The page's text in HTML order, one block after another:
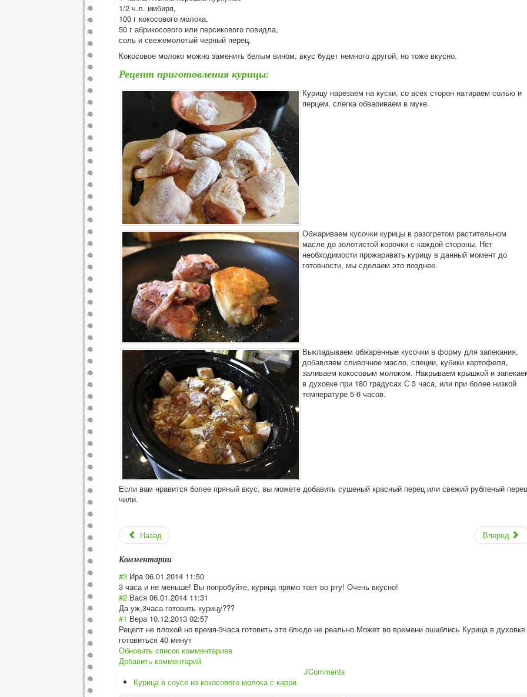
1/2 ч.л. имбиря,
100 г кокосового молока,
50 г абрикосового или персикового повидла,
соль и свежемолотый черный перец.
Кокосовое молоко можно заменить белым вином, вкус будет немного другой, но тоже вкусно.
Рецепт приготовления курицы:
Курицу нарезаем на куски, со всех сторон натираем солью и
перцем, слегка обваоиваем в муке.
Обжариваем кусочки курицы в разогретом растительном
масле до золотистой корочки с каждой стороны. Нет
необходимости прожаривать курицу в данный момент до
готовности, мы сделаем это позднее.
Выкладываем обжаренные кусочки в форму для запекания,
добавляем сливочное масло, специи, кубики картофеля,
заливаем кокосовым молоком. Накрываем крышкой и
в духовке при 180 градусах С 3 часа, или при более низкой
температуре 5-6 часов.
Если вам нравится более пряный вкус, вы можете добавить сушеный красный перец или свежий рубленый перец
чили.
Назад Вперед
Комментарии
#3 Ира 06.01.2014 11:50
3 часа и не меньше! Вы попробуйте, курица прямо тает во рту! Очень вкусно!
#2 Вася 06.01.2014 11:31
Да уж,3часа готовить курицу???
#1 Вера 10.12.2013 02:57
Рецепт не плохой но время-3часа готовить это блюдо не реально.Может во времени ошиблись Курица в духовке
готовиться 40 минут
Обновить список комментариев
Добавить комментарий
JComments
Курица в соусе из кокосового молока с карри